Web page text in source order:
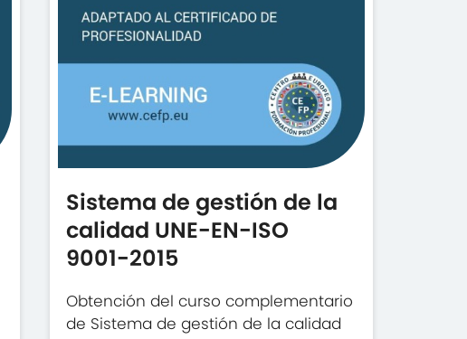
Sistema de gestión de la
calidad UNE-EN-ISO
9001-2015
Obtención del curso complementario
de Sistema de gestión de la calidad